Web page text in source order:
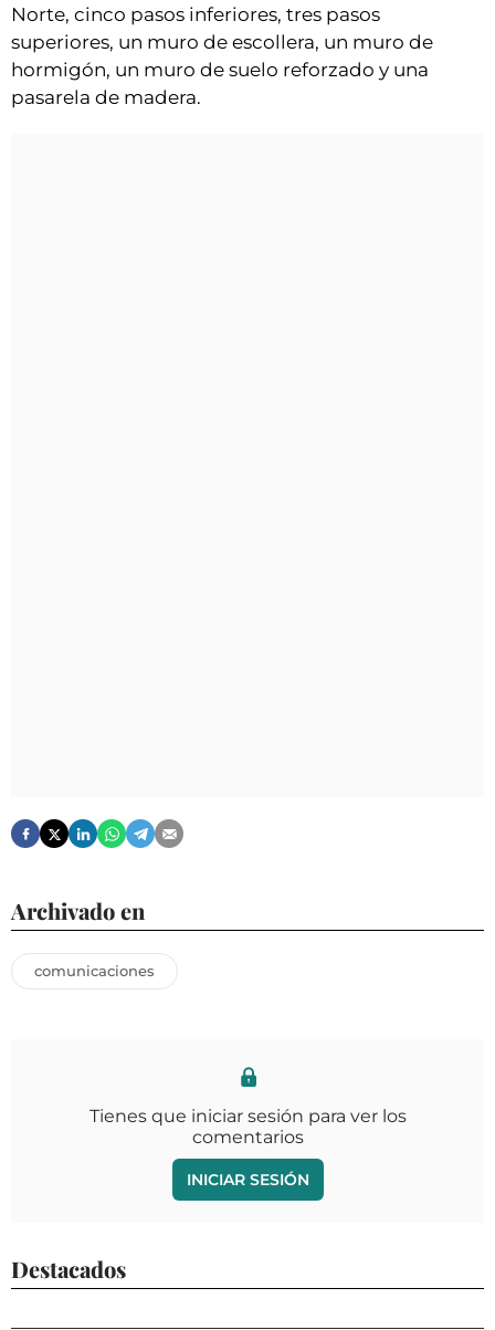
Norte, cinco pasos inferiores, tres pasos
superiores, un muro de escollera, un muro de
hormigón, un muro de suelo reforzado y una
pasarela de madera.
Archivado en
comunicaciones
Tienes que iniciar sesión para ver los
comentarios
INICIAR SESIÓN
Destacados